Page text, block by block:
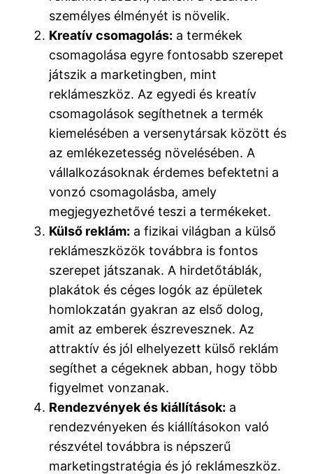
személyes élményét is növelik.
Kreatív csomagolás: a termékek
csomagolása egyre fontosabb szerepet
játszik a marketingben, mint
reklámeszköz. Az egyedi és kreatív
csomagolások segíthetnek a termék
kiemelésében a versenytársak között és
az emlékezetesség növelésében. A
vállalkozásoknak érdemes befektetni a
vonzó csomagolásba, amely
megjegyezhetővé teszi a termékeket.
Külső reklám: a fizikai világban a külső
reklámeszközök továbbra is fontos
szerepet játszanak. A hirdetőtáblák,
plakátok és céges logók az épületek
homlokzatán gyakran az első dolog,
amit az emberek észrevesznek. Az
attraktív és jól elhelyezett külső reklám
segíthet a cégeknek abban, hogy több
figyelmet vonzanak.
Rendezvények és kiállítások: a
rendezvényeken és kiállításokon való
részvétel továbbra is népszerű
marketingstratégia és jó reklámeszköz.